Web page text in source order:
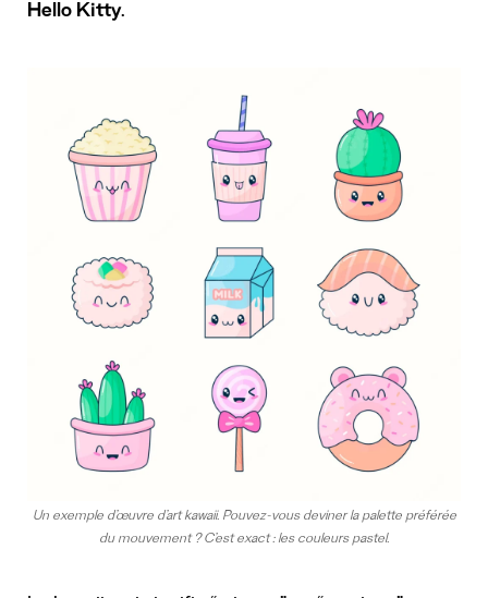
Hello Kitty.
Un exemple d’œuvre d’art kawaii. Pouvez-vous deviner la palette préférée
du mouvement ? C’est exact : les couleurs pastel.